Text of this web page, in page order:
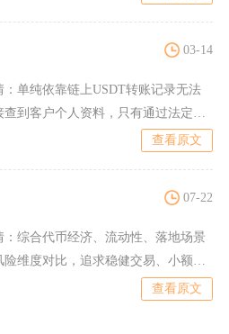
03-14
单纯依靠链上USDT转账记录无法
查到客户个人资料，只有通过法定程
查看原文
07-22
综合代币经济、流动性、落地场景
险维度对比，追求稳健交易、小额支
查看原文